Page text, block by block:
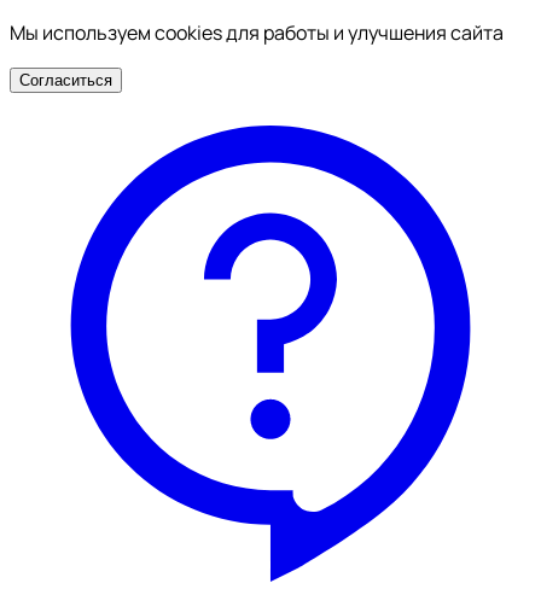
Мы используем cookies для работы и улучшения сайта
Согласиться